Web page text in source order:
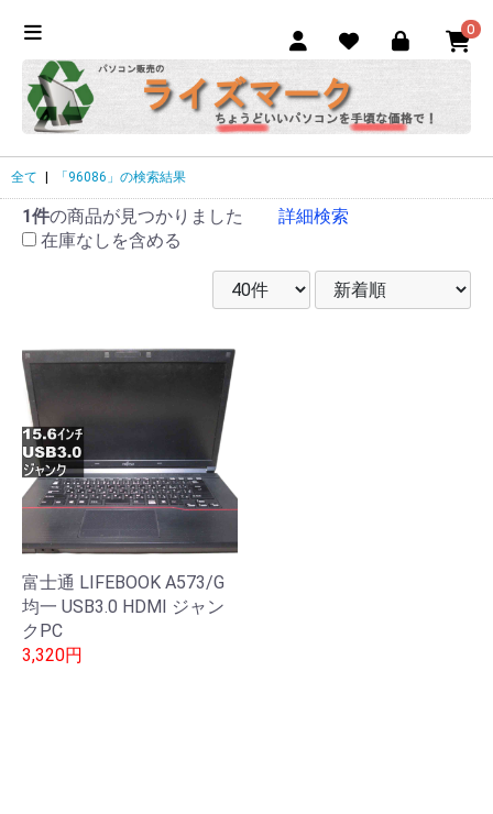
0
全て 「96086」の検索結果
1件の商品が見つかりました
詳細検索
在庫なしを含める
富士通 LIFEBOOK A573/G
均一 USB3.0 HDMI ジャン
クPC
3,320円